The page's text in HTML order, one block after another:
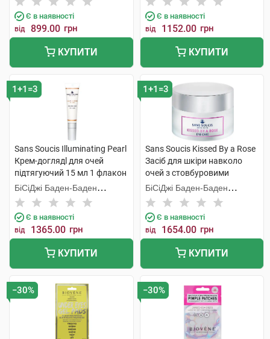
Є в наявності
від 899.00 грн
КУПИТИ
Є в наявності
від 1152.00 грн
КУПИТИ
1+1=3
Sans Soucis Illuminating Pearl
Крем-доглядl для очей
підтягуючий 15 мл 1 флакон
БіСіДжі Баден-Баден
Косметікс Груп Гмбх
Є в наявності
від 1365.00 грн
КУПИТИ
1+1=3
Sans Soucis Kissed By a Rose
Засіб для шкіри навколо
очей з стовбуровими
клітинами троянди 15 мл 1
банка
БіСіДжі Баден-Баден
Косметікс Груп Гмбх
Є в наявності
від 1654.00 грн
КУПИТИ
−30% −30%